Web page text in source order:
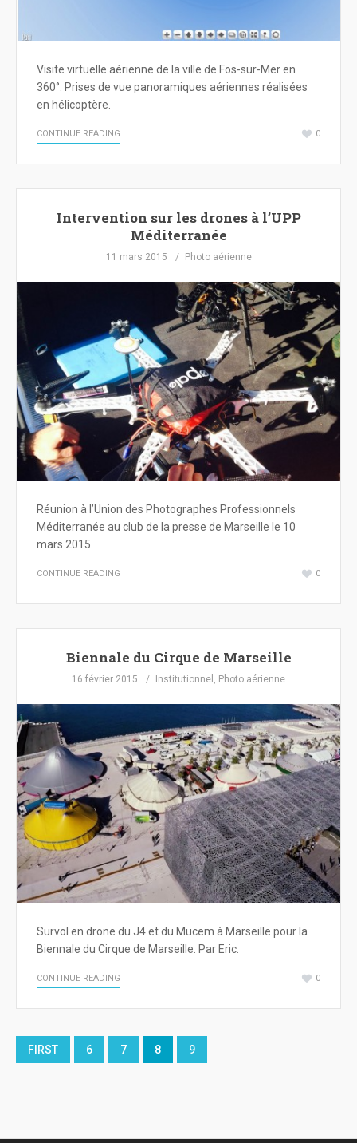
Visite virtuelle aérienne de la ville de Fos-sur-Mer en
360°. Prises de vue panoramiques aériennes réalisées
en hélicoptère.
CONTINUE READING 0
Intervention sur les drones à l’UPP
Méditerranée
11 mars 2015 Photo aérienne
Réunion à l’Union des Photographes Professionnels
Méditerranée au club de la presse de Marseille le 10
mars 2015.
CONTINUE READING 0
Biennale du Cirque de Marseille
16 février 2015 Institutionnel , Photo aérienne
Survol en drone du J4 et du Mucem à Marseille pour la
Biennale du Cirque de Marseille. Par Eric.
CONTINUE READING 0
FIRST 6 7 8 9